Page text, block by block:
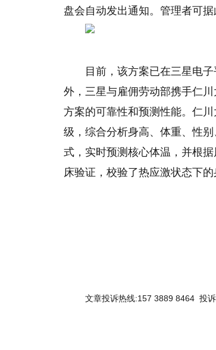
盘会自动发出通知。管理者可
目前，该方案已在三星电
外，三星与雇佣劳动部携手仁
方案的可靠性和预测性能。仁
级，综合分析身高、体重、性
式，实时预测核心体温，并根
床验证，校验了热应激状态下
文章投诉热线:157 3889 8464 投